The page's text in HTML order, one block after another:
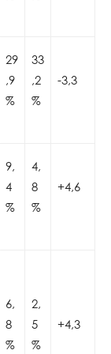
29
,9
%
33
,2
%
-3,3
9,
4
%
4,
8
%
+4,6
6,
8
%
2,
5
%
+4,3